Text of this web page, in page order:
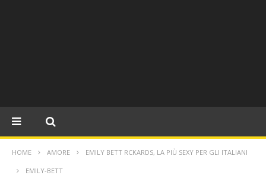
HOME AMORE EMILY BETT RCKARDS, LA PIÙ SEXY PER GLI ITALIANI
EMILY-BETT